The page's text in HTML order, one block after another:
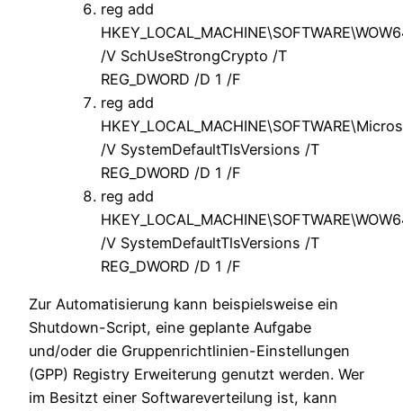
reg add
/V SchUseStrongCrypto /T
REG_DWORD /D 1 /F
reg add
/V SystemDefaultTlsVersions /T
REG_DWORD /D 1 /F
reg add
/V SystemDefaultTlsVersions /T
REG_DWORD /D 1 /F
Zur Automatisierung kann beispielsweise ein
Shutdown-Script, eine geplante Aufgabe
und/oder die Gruppenrichtlinien-Einstellungen
(GPP) Registry Erweiterung genutzt werden. Wer
im Besitzt einer Softwareverteilung ist, kann